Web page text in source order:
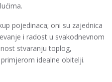
pojedinaca; oni su zajednica
i radost u svakodnevnom
stvaranju toplog,
idealne obitelji.